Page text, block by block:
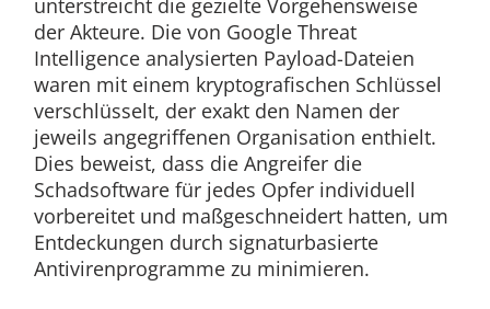
der Akteure. Die von Google Threat
Intelligence analysierten Payload-Dateien
waren mit einem kryptografischen Schlüssel
verschlüsselt, der exakt den Namen der
jeweils angegriffenen Organisation enthielt.
Dies beweist, dass die Angreifer die
Schadsoftware für jedes Opfer individuell
vorbereitet und maßgeschneidert hatten, um
Entdeckungen durch signaturbasierte
Antivirenprogramme zu minimieren.